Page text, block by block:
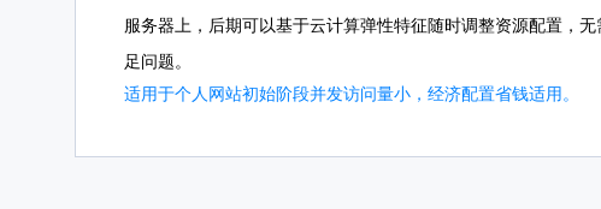
服务器上，后期可以基于云计算弹性特征随时调整资源配置，
足问题。
适用于个人网站初始阶段并发访问量小，经济配置省钱适用。